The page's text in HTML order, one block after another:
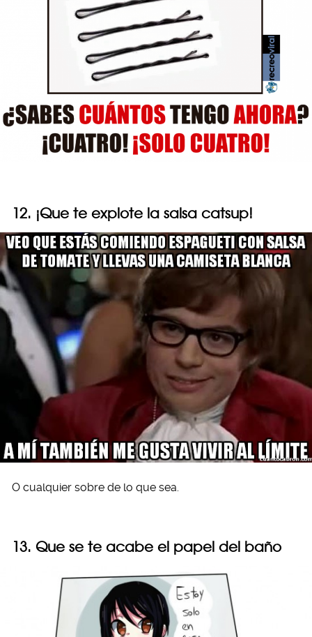
12. ¡Que te explote la salsa catsup!
O cualquier sobre de lo que sea.
13. Que se te acabe el papel del baño